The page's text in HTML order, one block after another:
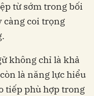
từ sớm trong bối
càng coi trọng
không chỉ là khả
là năng lực hiểu
tiếp phù hợp trong